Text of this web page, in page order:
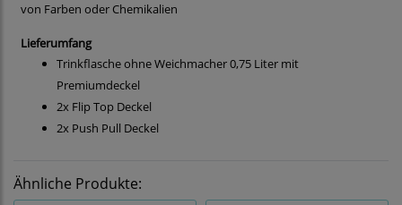
von Farben oder Chemikalien
Lieferumfang
Trinkflasche ohne Weichmacher 0,75 Liter mit
Premiumdeckel
2x Flip Top Deckel
2x Push Pull Deckel
Ähnliche Produkte: